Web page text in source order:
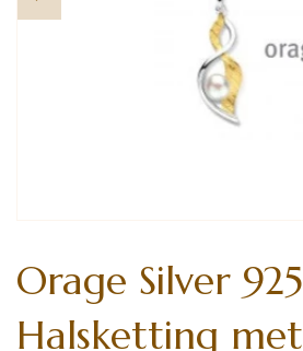
Orage Silver 925
Halsketting met